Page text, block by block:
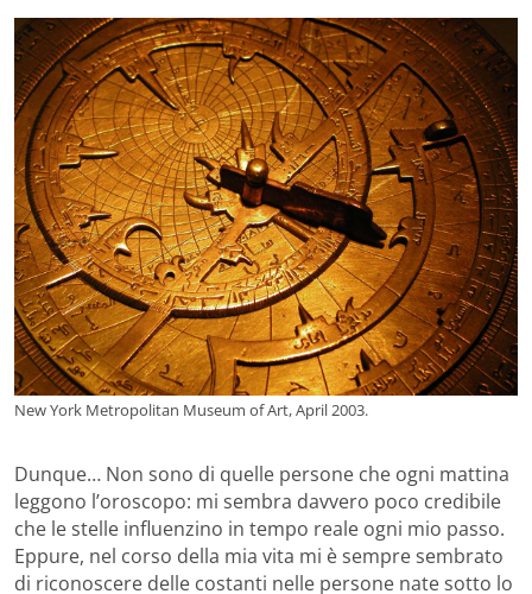
New York Metropolitan Museum of Art, April 2003.
Dunque… Non sono di quelle persone che ogni mattina
leggono l’oroscopo: mi sembra davvero poco credibile
che le stelle influenzino in tempo reale ogni mio passo.
Eppure, nel corso della mia vita mi è sempre sembrato
di riconoscere delle costanti nelle persone nate sotto lo